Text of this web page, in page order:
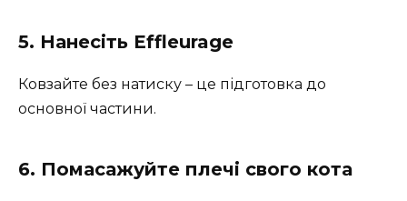
5. Нанесіть Effleurage
Ковзайте без натиску – це підготовка до
основної частини.
6. Помасажуйте плечі свого кота